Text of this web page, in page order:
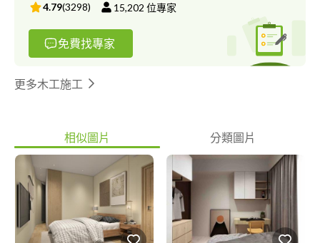
4.79(3298) 15,202 位專家
免費找專家
更多木工施工
相似圖片 分類圖片